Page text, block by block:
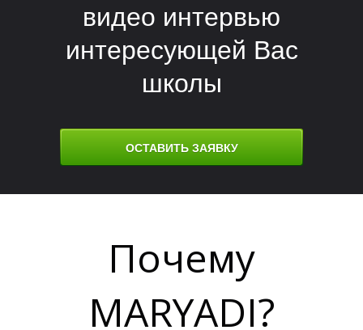
Н
Д
видео интервью
интересующей Вас
школы
ОСТАВИТЬ ЗАЯВКУ
Почему
MARYADI?